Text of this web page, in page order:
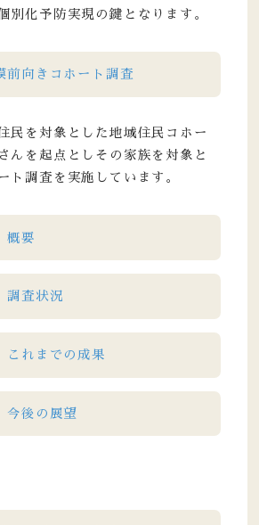
別化予防実現の鍵となります。
前向きコホート調査
民を対象とした地域住民コホー
んを起点としその家族を対象と
ト調査を実施しています。
概要
調査状況
これまでの成果
今後の展望